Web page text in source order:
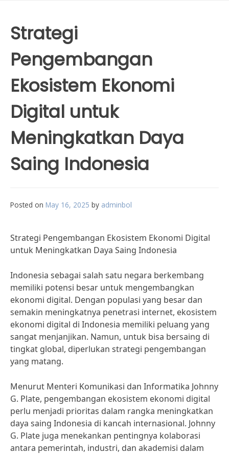
Strategi
Pengembangan
Ekosistem Ekonomi
Digital untuk
Meningkatkan Daya
Saing Indonesia
Posted on May 16, 2025 by adminbol
Strategi Pengembangan Ekosistem Ekonomi Digital
untuk Meningkatkan Daya Saing Indonesia
Indonesia sebagai salah satu negara berkembang
memiliki potensi besar untuk mengembangkan
ekonomi digital. Dengan populasi yang besar dan
semakin meningkatnya penetrasi internet, ekosistem
ekonomi digital di Indonesia memiliki peluang yang
sangat menjanjikan. Namun, untuk bisa bersaing di
tingkat global, diperlukan strategi pengembangan
yang matang.
Menurut Menteri Komunikasi dan Informatika Johnny
G. Plate, pengembangan ekosistem ekonomi digital
perlu menjadi prioritas dalam rangka meningkatkan
daya saing Indonesia di kancah internasional. Johnny
G. Plate juga menekankan pentingnya kolaborasi
antara pemerintah, industri, dan akademisi dalam